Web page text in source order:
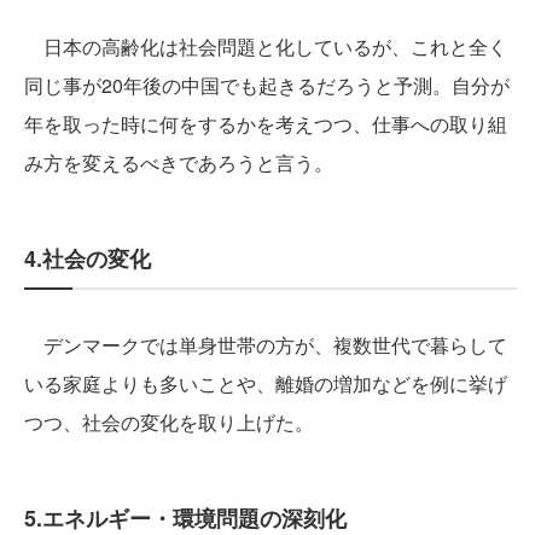
日本の高齢化は社会問題と化しているが、これと全く
同じ事が20年後の中国でも起きるだろうと予測。自分が
年を取った時に何をするかを考えつつ、仕事への取り組
み方を変えるべきであろうと言う。
4.社会の変化
デンマークでは単身世帯の方が、複数世代で暮らして
いる家庭よりも多いことや、離婚の増加などを例に挙げ
つつ、社会の変化を取り上げた。
5.エネルギー・環境問題の深刻化